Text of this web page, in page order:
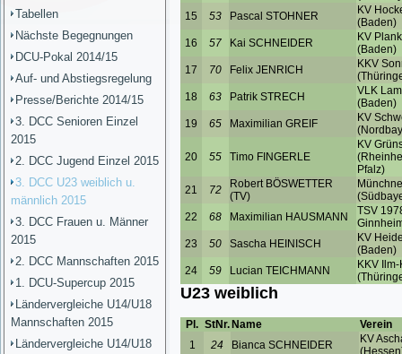
Tabellen
Nächste Begegnungen
DCU-Pokal 2014/15
Auf- und Abstiegsregelung
Presse/Berichte 2014/15
3. DCC Senioren Einzel
2015
2. DCC Jugend Einzel 2015
3. DCC U23 weiblich u.
männlich 2015
3. DCC Frauen u. Männer
2015
2. DCC Mannschaften 2015
1. DCU-Supercup 2015
Ländervergleiche U14/U18
Mannschaften 2015
Ländervergleiche U14/U18